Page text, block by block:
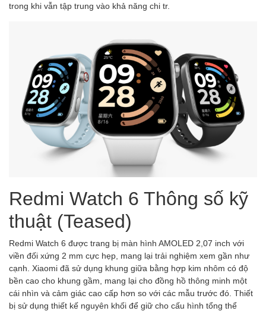
trong khi vẫn tập trung vào khả năng chi tr.
Redmi Watch 6 Thông số kỹ
thuật (Teased)
Redmi Watch 6 được trang bị màn hình AMOLED 2,07 inch với
viền đối xứng 2 mm cực hẹp, mang lại trải nghiệm xem gần như
cạnh. Xiaomi đã sử dụng khung giữa bằng hợp kim nhôm có độ
bền cao cho khung gầm, mang lại cho đồng hồ thông minh một
cái nhìn và cảm giác cao cấp hơn so với các mẫu trước đó. Thiết
bị sử dụng thiết kế nguyên khối để giữ cho cấu hình tổng thể